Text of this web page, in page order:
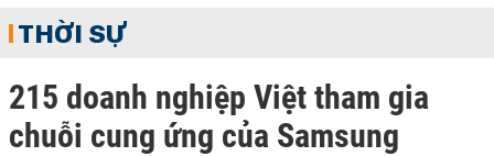
THỜI SỰ
215 doanh nghiệp Việt tham gia
chuỗi cung ứng của Samsung